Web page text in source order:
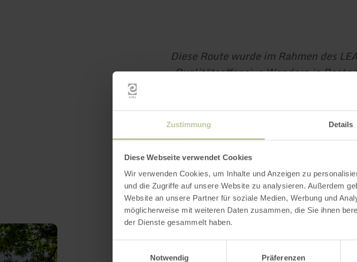
Zustimmung Details
Diese Webseite verwendet Cookies
Wir verwenden Cookies, um Inhalte und Anzeigen zu
und die Zugriffe auf unsere Website zu analysieren. Außerdem
Website an unsere Partner für soziale Medien, Werbung und
möglicherweise mit weiteren Daten zusammen, die Sie ihnen
der Dienste gesammelt haben.
Notwendig
Präferenzen
Diese Route wurde im Rahmen des
‚Qualitätsoffensive Wandern in